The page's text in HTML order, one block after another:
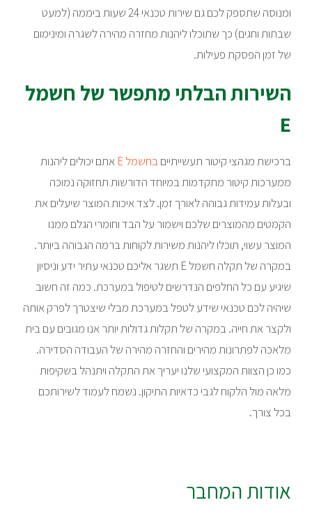
ומנוסה שתספק לכם גם שירות טכנאי 24 שעות ביממה (למעט
שבתות וחגים) כך שתוכלו ליהנות מחזרה מהירה לשגרה ומינימום
של זמן הפסקת פעילות.
השירות הבלתי מתפשר של חשמל
E
ברכישת מגהצי קיטור תעשייתייםבחשמל E
אתם יכולים ליהנות
ממערכות קיטור מתקדמות במיוחד הדורשות תחזוקה נמוכה
ובעלות עמידות גבוהה לאורך זמן. לצד איכות המוצר שיעלים את
הקמטים מהמוצרים שלכם וישמור על הבד וחומרי הגלם ממנו
המוצר עשוי, תוכלו ליהנות משירות לקוחות ברמה הגבוהה ביותר.
במקרה של תקלה חשמל E תשגר אליכם טכנאי עתיר ידע וניסיון
שיגיע עם כל החלפים הנדרשים לטיפול במערכת. כמה זה חשוב
שיהיה לכם טכנאי שידע לטפל במערכת מבלי שיצטרך לפרק אותה
ולקצר את חייה. במקרה של תקלות גדולות יותר אנו מגובים עם בית
מלאכה לפתרונות מהירים והחזרה מהירה של העבודה הסדירה.
כמו כן הצוות המקצועי שלנו יעריך את התקלה ויתנהל בשקיפות
מלאה מול הלקוח לגבי כדאיות התיקון. נשמח לעמוד לשירותכם
בכל צורך.
אודות המחבר